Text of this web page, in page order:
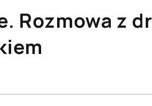
Rozmowa z dr